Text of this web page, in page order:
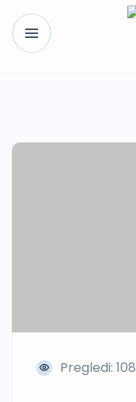
Pregledi: 108